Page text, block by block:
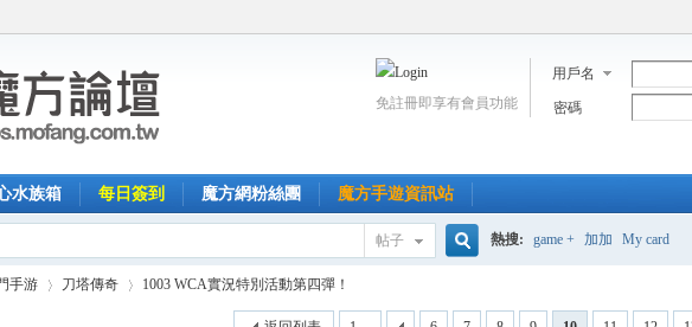
用戶名
密碼
免註冊即享有會員功能
水族箱 每日簽到 魔方網粉絲團 魔方手遊資訊站
帖子 熱搜: game + 加加 My card
手游 刀塔傳奇 1003 WCA實況特別活動第四彈！